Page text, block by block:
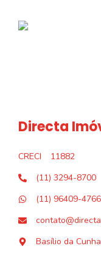
Directa
CRECI
11882
(11) 3294-8700
(11) 96409-4766
Basílio da